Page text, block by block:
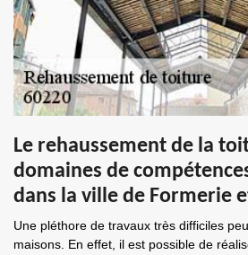
Le rehaussement de la
domaines de
dans la ville de Formerie
Une pléthore de travaux très difficiles
maisons. En effet, il est possible de